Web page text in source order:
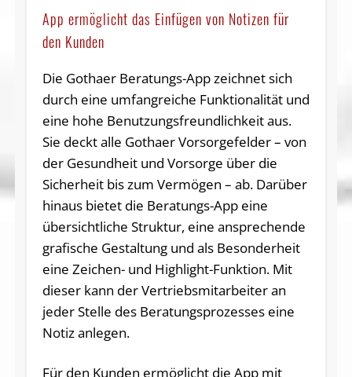
App ermöglicht das Einfügen von Notizen für
den Kunden
Die Gothaer Beratungs-App zeichnet sich
durch eine umfangreiche Funktionalität und
eine hohe Benutzungsfreundlichkeit aus.
Sie deckt alle Gothaer Vorsorgefelder – von
der Gesundheit und Vorsorge über die
Sicherheit bis zum Vermögen – ab. Darüber
hinaus bietet die Beratungs-App eine
übersichtliche Struktur, eine ansprechende
grafische Gestaltung und als Besonderheit
eine Zeichen- und Highlight-Funktion. Mit
dieser kann der Vertriebsmitarbeiter an
jeder Stelle des Beratungsprozesses eine
Notiz anlegen.
Für den Kunden ermöglicht die App mit